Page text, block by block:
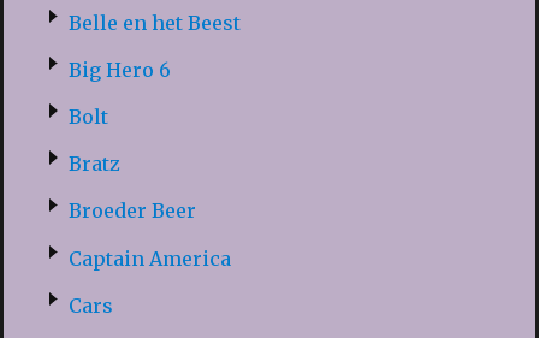
Belle en het Beest
Big Hero 6
Bolt
Bratz
Broeder Beer
Captain America
Cars